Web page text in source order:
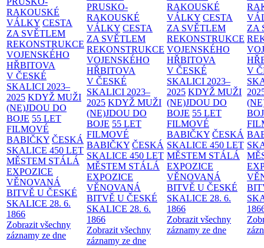
RAKOUSKÉ
VÁLKY CESTA
ZA SVĚTLEM
REKONSTRUKCE
VOJENSKÉHO
HŘBITOVA
V ČESKÉ
SKALICI 2023–
2025 KDYŽ MUŽI
(NE)JDOU DO
BOJE 55 LET
FILMOVÉ
BABIČKY ČESKÁ
SKALICE 450 LET
MĚSTEM STÁLÁ
EXPOZICE
VĚNOVANÁ
BITVĚ U ČESKÉ
SKALICE 28. 6.
1866
Zobrazit všechny
záznamy ze dne
PRUSKO-
RAKOUSKÉ
VÁLKY CESTA
ZA SVĚTLEM
REKONSTRUKCE
VOJENSKÉHO
HŘBITOVA
V ČESKÉ
SKALICI 2023–
2025 KDYŽ MUŽI
(NE)JDOU DO
BOJE 55 LET
FILMOVÉ
BABIČKY ČESKÁ
SKALICE 450 LET
MĚSTEM STÁLÁ
EXPOZICE
VĚNOVANÁ
BITVĚ U ČESKÉ
SKALICE 28. 6.
1866
Zobrazit všechny
záznamy ze dne
RAKOUSKÉ
VÁLKY CESTA
ZA SVĚTLEM
REKONSTRUKCE
VOJENSKÉHO
HŘBITOVA
V ČESKÉ
SKALICI 2023–
2025 KDYŽ MUŽI
(NE)JDOU DO
BOJE 55 LET
FILMOVÉ
BABIČKY ČESKÁ
SKALICE 450 LET
MĚSTEM STÁLÁ
EXPOZICE
VĚNOVANÁ
BITVĚ U ČESKÉ
SKALICE 28. 6.
1866
Zobrazit všechny
záznamy ze dne
ZA
V